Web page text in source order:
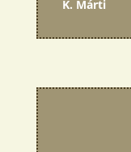
K. Márti